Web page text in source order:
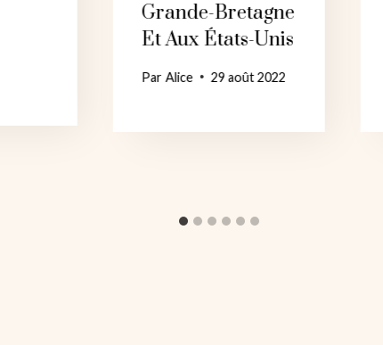
Grande-Bretagne
Et Aux États-Unis
ParAlice 29 août 2022